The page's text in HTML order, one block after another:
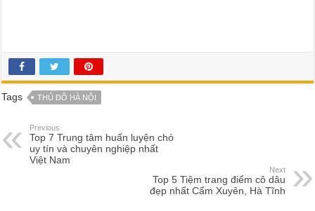
Tags THỦ ĐÔ HÀ NỘI
Previous
Top 7 Trung tâm huấn luyện chó
uy tín và chuyên nghiệp nhất
Việt Nam
Next
Top 5 Tiệm trang điểm cô dâu
đẹp nhất Cẩm Xuyên, Hà Tĩnh